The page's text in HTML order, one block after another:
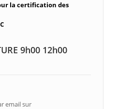
la certification des
9h00 12h00
email sur